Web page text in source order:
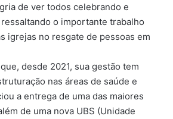
de ver todos celebrando e
o importante trabalho
igrejas no resgate de pessoas em
desde 2021, sua gestão tem
nas áreas de saúde e
a entrega de uma das maiores
de uma nova UBS (Unidade